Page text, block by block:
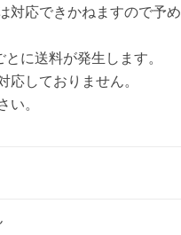
対応できかねますので予め
に送料が発生します。
しておりません。
い。